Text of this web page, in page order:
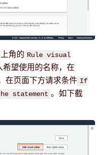
角的 Rule visual
希望使用的名称，在
在页面下方请求条件 If
statement 。如下截